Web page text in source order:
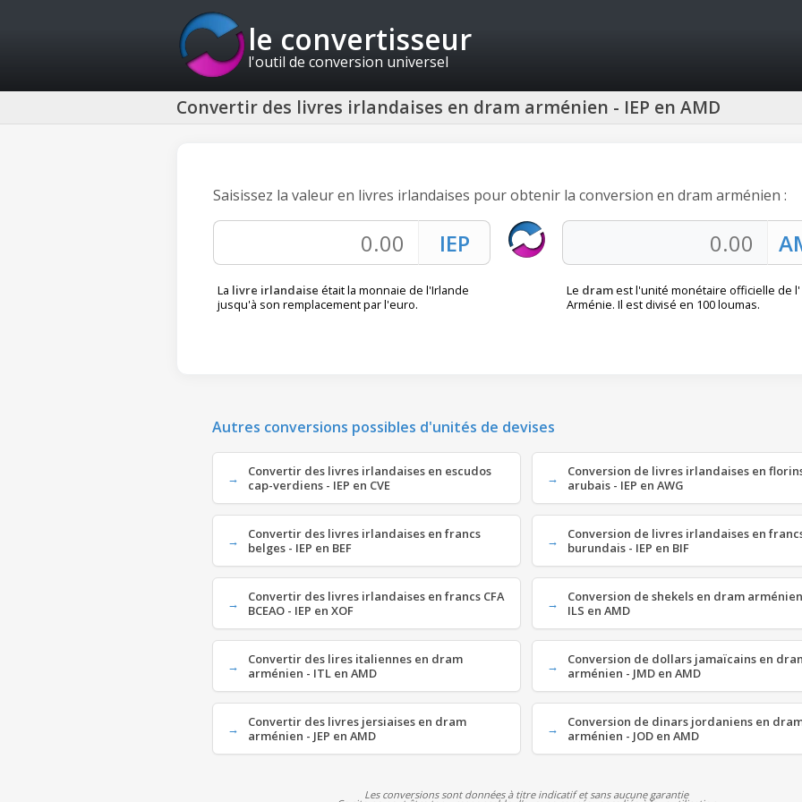
le convertisseur
l'outil de conversion universel
Convertir des livres irlandaises en dram arménien - IEP en AMD
Saisissez la valeur en livres irlandaises pour obtenir la conversion en dram arménien :
La livre irlandaise était la monnaie de l'Irlande
jusqu'à son remplacement par l'euro.
Le dramest l'unité monétaire officielle de l'
Arménie. Il est divisé en 100 loumas.
Autres conversions possibles d'unités de devises
Convertir des livres irlandaises en escudos
cap-verdiens - IEP en CVE
Conversion de livres irlandaises en
arubais - IEP en AWG
Convertir des livres irlandaises en francs
belges - IEP en BEF
Conversion de livres irlandaises en
burundais - IEP en BIF
Convertir des livres irlandaises en francs CFA
BCEAO - IEP en XOF
Conversion de shekels en dram
ILS en AMD
Convertir des lires italiennes en dram
arménien - ITL en AMD
Conversion de dollars jamaïcains en
arménien - JMD en AMD
Convertir des livres jersiaises en dram
arménien - JEP en AMD
Conversion de dinars jordaniens en
arménien - JOD en AMD
Les conversions sont données à titre indicatif et sans aucune garantie